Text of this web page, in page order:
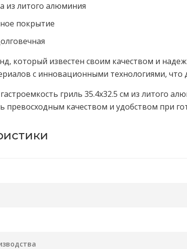
из литого алюминия
покрытие
который известен своим качеством и
с инновационными технологиями,
гриль 35.4x32.5 см из литого
превосходным качеством и удобством при